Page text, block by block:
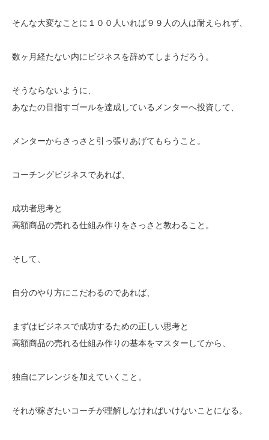
そんな大変なことに１００人いれば９９人の人は耐えられず、
数ヶ月経たない内にビジネスを辞めてしまうだろう。
そうならないように、
あなたの目指すゴールを達成しているメンターへ投資して、
メンターからさっさと引っ張りあげてもらうこと。
コーチングビジネスであれば、
成功者思考と
高額商品の売れる仕組み作りをさっさと教わること。
そして、
自分のやり方にこだわるのであれば、
まずはビジネスで成功するための正しい思考と
高額商品の売れる仕組み作りの基本をマスターしてから、
独自にアレンジを加えていくこと。
それが稼ぎたいコーチが理解しなければいけないことになる。